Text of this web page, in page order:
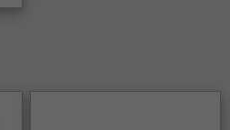
praktiske egenskaber i
til familiehjem?